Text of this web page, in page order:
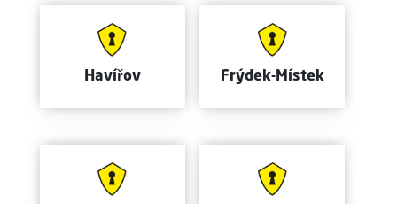
Havířov Frýdek-Místek